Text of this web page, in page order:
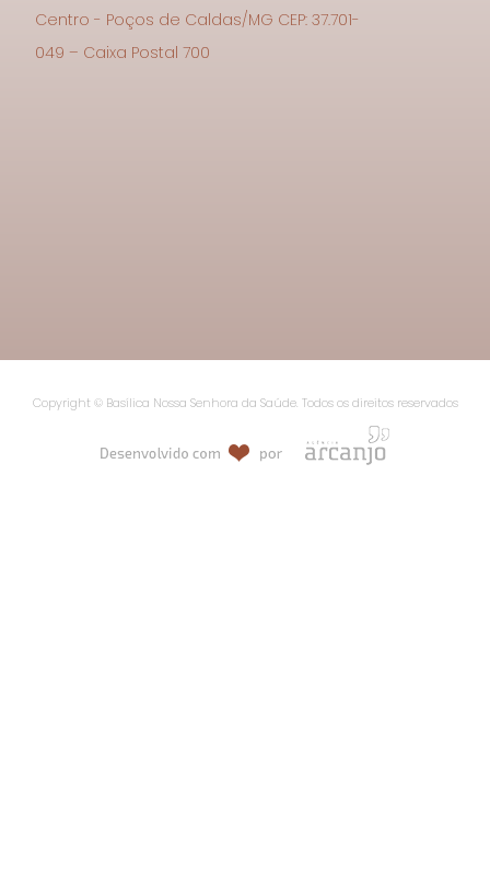
Centro - Poços de Caldas/MG CEP: 37.701-
049 – Caixa Postal 700
Copyright © Basílica Nossa Senhora da Saúde. Todos os direitos reservados